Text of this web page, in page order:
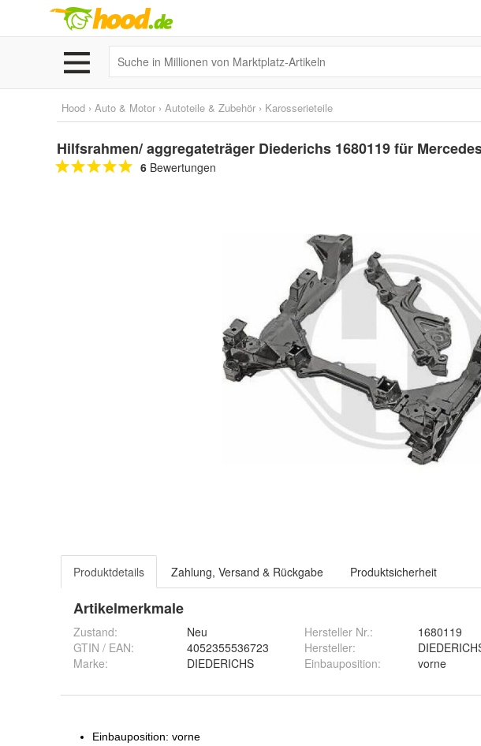
Hood › Auto & Motor › Autoteile & Zubehör › Karosserieteile
Hilfsrahmen/ aggregateträger Diederichs 1680119 für
6 Bewertungen
Produktdetails Zahlung, Versand & Rückgabe Produktsicherheit
Artikelmerkmale
Zustand:
Neu
GTIN / EAN:
4052355536723
Marke:
DIEDERICHS
Hersteller Nr.:
1680119
Hersteller:
Einbauposition: vorne